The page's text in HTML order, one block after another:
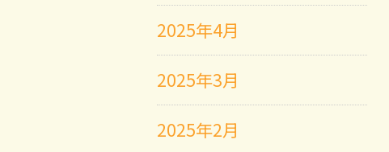
2025年4月
2025年3月
2025年2月